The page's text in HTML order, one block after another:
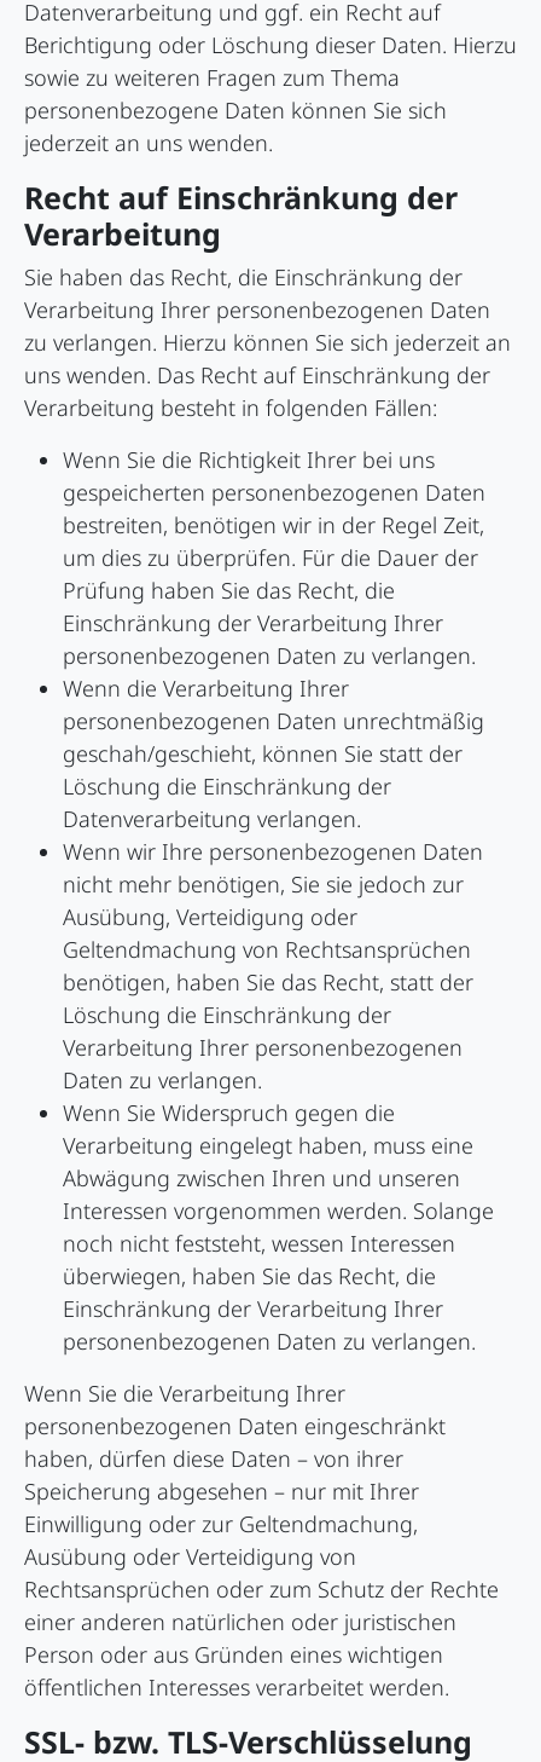
Datenverarbeitung und ggf. ein Recht auf
Berichtigung oder Löschung dieser Daten. Hierzu
sowie zu weiteren Fragen zum Thema
personenbezogene Daten können Sie sich
jederzeit an uns wenden.
Recht auf Einschränkung der
Verarbeitung
Sie haben das Recht, die Einschränkung der
Verarbeitung Ihrer personenbezogenen Daten
zu verlangen. Hierzu können Sie sich jederzeit an
uns wenden. Das Recht auf Einschränkung der
Verarbeitung besteht in folgenden Fällen:
Wenn Sie die Richtigkeit Ihrer bei uns
gespeicherten personenbezogenen Daten
bestreiten, benötigen wir in der Regel Zeit,
um dies zu überprüfen. Für die Dauer der
Prüfung haben Sie das Recht, die
Einschränkung der Verarbeitung Ihrer
personenbezogenen Daten zu verlangen.
Wenn die Verarbeitung Ihrer
personenbezogenen Daten unrechtmäßig
geschah/geschieht, können Sie statt der
Löschung die Einschränkung der
Datenverarbeitung verlangen.
Wenn wir Ihre personenbezogenen Daten
nicht mehr benötigen, Sie sie jedoch zur
Ausübung, Verteidigung oder
Geltendmachung von Rechtsansprüchen
benötigen, haben Sie das Recht, statt der
Löschung die Einschränkung der
Verarbeitung Ihrer personenbezogenen
Daten zu verlangen.
Wenn Sie Widerspruch gegen die
Verarbeitung eingelegt haben, muss eine
Abwägung zwischen Ihren und unseren
Interessen vorgenommen werden. Solange
noch nicht feststeht, wessen Interessen
überwiegen, haben Sie das Recht, die
Einschränkung der Verarbeitung Ihrer
personenbezogenen Daten zu verlangen.
Wenn Sie die Verarbeitung Ihrer
personenbezogenen Daten eingeschränkt
haben, dürfen diese Daten – von ihrer
Speicherung abgesehen – nur mit Ihrer
Einwilligung oder zur Geltendmachung,
Ausübung oder Verteidigung von
Rechtsansprüchen oder zum Schutz der Rechte
einer anderen natürlichen oder juristischen
Person oder aus Gründen eines wichtigen
öffentlichen Interesses verarbeitet werden.
SSL- bzw. TLS-Verschlüsselung